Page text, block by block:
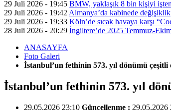
29 Juli 2026 - 19:45 BMW, yaklaşık 8 bin kişiyi
29 Juli 2026 - 19:42 Almanya’da kabinede değişiklik
29 Juli 2026 - 19:33 Köln’de sıcak havaya karşı
28 Juli 2026 - 20:29 İngiltere’de 2025 Temmuz-
ANASAYFA
Foto Galeri
İstanbul’un fethinin 573. yıl dönümü
İstanbul’un fethinin 573. yıl
29.05.2026 23:10 Güncellenme : 29.05.2026